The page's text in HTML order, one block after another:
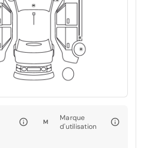
M
Marque
d'utilisation